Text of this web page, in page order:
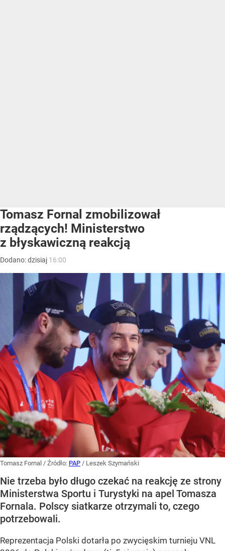
Tomasz Fornal zmobilizował
rządzących! Ministerstwo
z błyskawiczną reakcją
Dodano:dzisiaj 16:00
Tomasz Fornal / Źródło: PAP / Leszek Szymański
Nie trzeba było długo czekać na reakcję ze strony
Ministerstwa Sportu i Turystyki na apel Tomasza
Fornala. Polscy siatkarze otrzymali to, czego
potrzebowali.
Reprezentacja Polski dotarła po zwycięskim turnieju VNL